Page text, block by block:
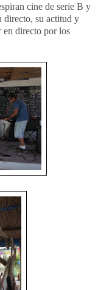
cine de serie B y
directo, su actitud y
en directo por los